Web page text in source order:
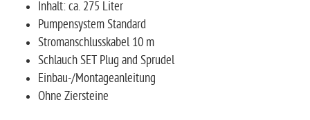
Inhalt: ca. 275 Liter
Pumpensystem Standard
Stromanschlusskabel 10 m
Schlauch SET Plug and Sprudel
Einbau-/Montageanleitung
Ohne Ziersteine